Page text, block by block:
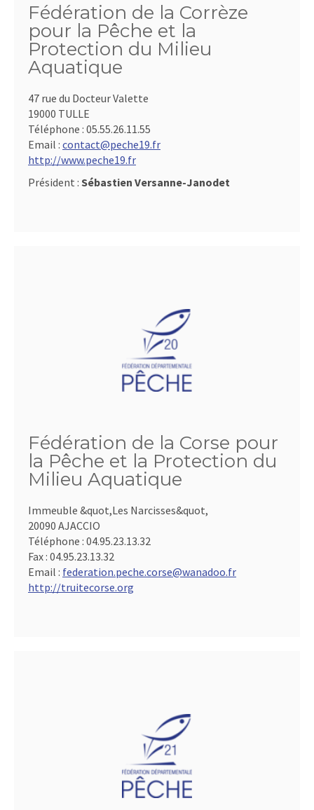
Fédération de la Corrèze
pour la Pêche et la
Protection du Milieu
Aquatique
47 rue du Docteur Valette
19000 TULLE
Téléphone : 05.55.26.11.55
Email : contact@peche19.fr
http://www.peche19.fr
Président : Sébastien Versanne-Janodet
Fédération de la Corse pour
la Pêche et la Protection du
Milieu Aquatique
Immeuble &quot,Les Narcisses&quot,
20090 AJACCIO
Téléphone : 04.95.23.13.32
Fax : 04.95.23.13.32
Email : federation.peche.corse@wanadoo.fr
http://truitecorse.org